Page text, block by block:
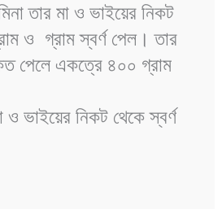
তার মা ও ভাইয়ের নিকট
ও গ্রাম স্বর্ণ পেল। তার
পেলে একত্রে ৪০০ গ্রাম
ও ভাইয়ের নিকট থেকে স্বর্ণ